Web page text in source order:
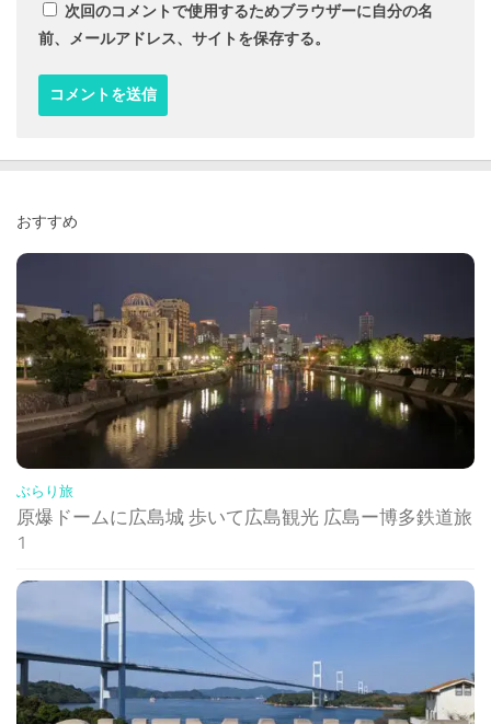
次回のコメントで使用するためブラウザーに自分の名
前、メールアドレス、サイトを保存する。
おすすめ
ぶらり旅
原爆ドームに広島城 歩いて広島観光 広島ー博多鉄道旅
1